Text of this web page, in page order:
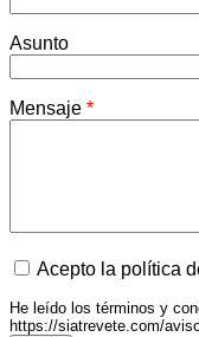
Asunto
Mensaje *
Acepto la política
He leído los términos y
https://siatrevete.com/